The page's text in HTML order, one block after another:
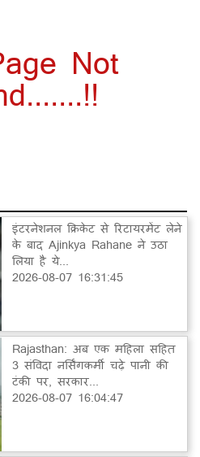
Not
इंटरनेशनल क्रिकेट से रिटायरमेंट लेने
के बाद Ajinkya Rahane ने उठा
लिया है ये...
2026-08-07 16:31:45
Rajasthan: अब एक महिला सहित
3 संविदा नर्सिंगकर्मी चढ़े पानी की
टंकी पर, सरकार...
2026-08-07 16:04:47